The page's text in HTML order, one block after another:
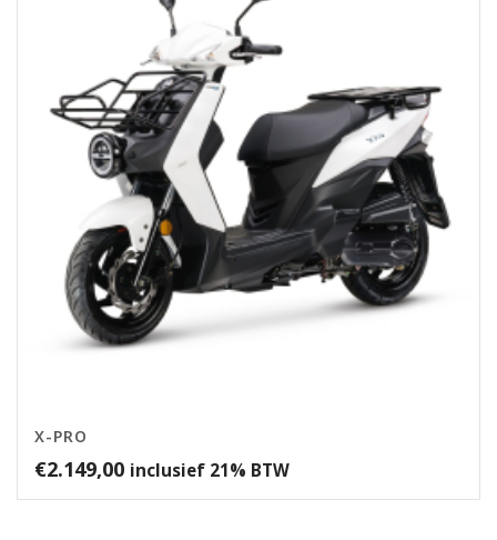
X-PRO
€2.149,00 inclusief 21% BTW